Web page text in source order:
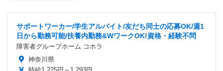
サポートワーカー/学生アルバイト/友だち同士の応募OK/週1
日から勤務可能/扶養内勤務&WワークOK!資格・経験不問
障害者グループホーム コホラ
神奈川県